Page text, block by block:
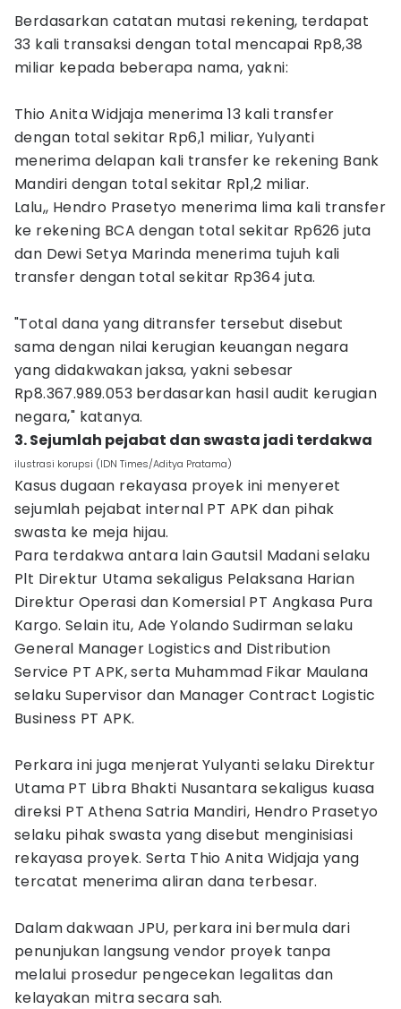
Berdasarkan catatan mutasi rekening, terdapat
33 kali transaksi dengan total mencapai Rp8,38
miliar kepada beberapa nama, yakni:
Thio Anita Widjaja menerima 13 kali transfer
dengan total sekitar Rp6,1 miliar, Yulyanti
menerima delapan kali transfer ke rekening Bank
Mandiri dengan total sekitar Rp1,2 miliar.
Lalu,, Hendro Prasetyo menerima lima kali transfer
ke rekening BCA dengan total sekitar Rp626 juta
dan Dewi Setya Marinda menerima tujuh kali
transfer dengan total sekitar Rp364 juta.
"Total dana yang ditransfer tersebut disebut
sama dengan nilai kerugian keuangan negara
yang didakwakan jaksa, yakni sebesar
Rp8.367.989.053 berdasarkan hasil audit kerugian
negara," katanya.
3. Sejumlah pejabat dan swasta jadi terdakwa
ilustrasi korupsi (IDN Times/Aditya Pratama)
Kasus dugaan rekayasa proyek ini menyeret
sejumlah pejabat internal PT APK dan pihak
swasta ke meja hijau.
Para terdakwa antara lain Gautsil Madani selaku
Plt Direktur Utama sekaligus Pelaksana Harian
Direktur Operasi dan Komersial PT Angkasa Pura
Kargo. Selain itu, Ade Yolando Sudirman selaku
General Manager Logistics and Distribution
Service PT APK, serta Muhammad Fikar Maulana
selaku Supervisor dan Manager Contract Logistic
Business PT APK.
Perkara ini juga menjerat Yulyanti selaku Direktur
Utama PT Libra Bhakti Nusantara sekaligus kuasa
direksi PT Athena Satria Mandiri, Hendro Prasetyo
selaku pihak swasta yang disebut menginisiasi
rekayasa proyek. Serta Thio Anita Widjaja yang
tercatat menerima aliran dana terbesar.
Dalam dakwaan JPU, perkara ini bermula dari
penunjukan langsung vendor proyek tanpa
melalui prosedur pengecekan legalitas dan
kelayakan mitra secara sah.